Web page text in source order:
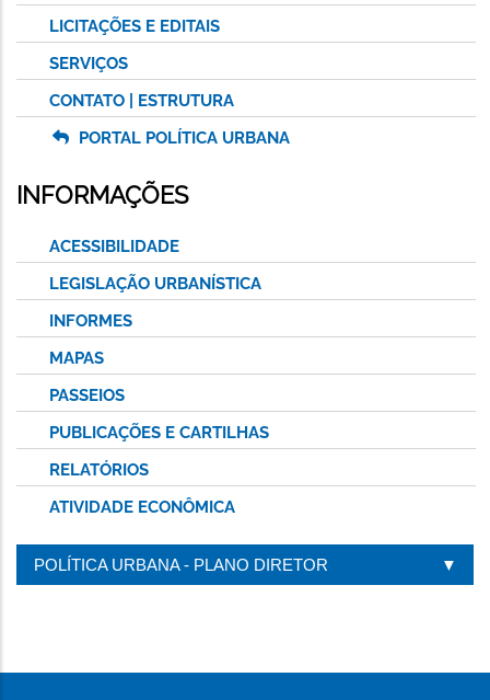
LICITAÇÕES E EDITAIS
SERVIÇOS
CONTATO | ESTRUTURA
PORTAL POLÍTICA URBANA
INFORMAÇÕES
ACESSIBILIDADE
LEGISLAÇÃO URBANÍSTICA
INFORMES
MAPAS
PASSEIOS
PUBLICAÇÕES E CARTILHAS
RELATÓRIOS
ATIVIDADE ECONÔMICA
POLÍTICA URBANA - PLANO DIRETOR